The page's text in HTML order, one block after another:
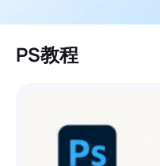
PS教程